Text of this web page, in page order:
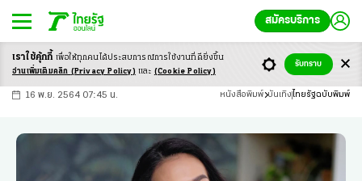
สมัครบริการ
-ก ก ก+
16 พ.ย. 2564 07:45 น. หนังสือพิมพ์ บันเทิง ไทยรัฐฉบับพิมพ์
เราใช้คุ้กกี้ เพื่อให้ทุกคนได้ประสบการณ์การใช้งานที่ดียิ่งขึ้น
อ่านเพิ่มเติมคลิก (Privacy Policy) และ (Cookie Policy)
รับทราบ